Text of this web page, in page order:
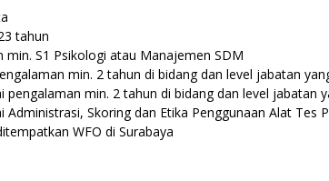
tahun
min. S1 Psikologi atau Manajemen SDM
min. 2 tahun di bidang dan level jabatan
pengalaman min. 2 tahun di bidang dan level jabatan
Administrasi, Skoring dan Etika Penggunaan Alat Tes
WFO di Surabaya